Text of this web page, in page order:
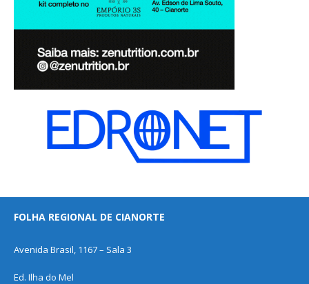
FOLHA REGIONAL DE CIANORTE
Avenida Brasil, 1167 – Sala 3
Ed. Ilha do Mel